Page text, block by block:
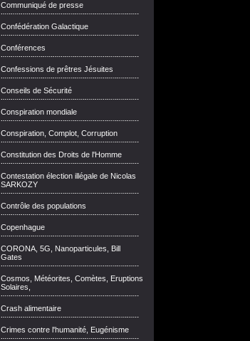
Communiqué de presse
Confédération Galactique
Conférences
Confessions de prêtres Jésuites
Conseils de Sécurité
Conspiration mondiale
Conspiration, Complot, Corruption
Constitution des Droits de l'Homme
Contestation élection illégale de Nicolas
SARKOZY
Contrôle des populations
Copenhague
CORONA, 5G, Nanoparticules, Bill
Gates
Cosmos, Météorites, Comètes, Eruptions
Solaires,
Crash alimentaire
Crimes contre l'humanité, Eugénisme